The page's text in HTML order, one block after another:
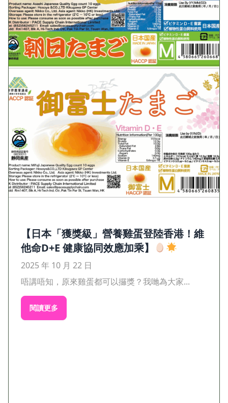
【日本「獲獎級」營養雞蛋登陸香港！維
他命D+E 健康協同效應加乘】
2025 年 10 月 22 日
唔講唔知，原來雞蛋都可以攞獎？我哋為大家...
閱讀更多